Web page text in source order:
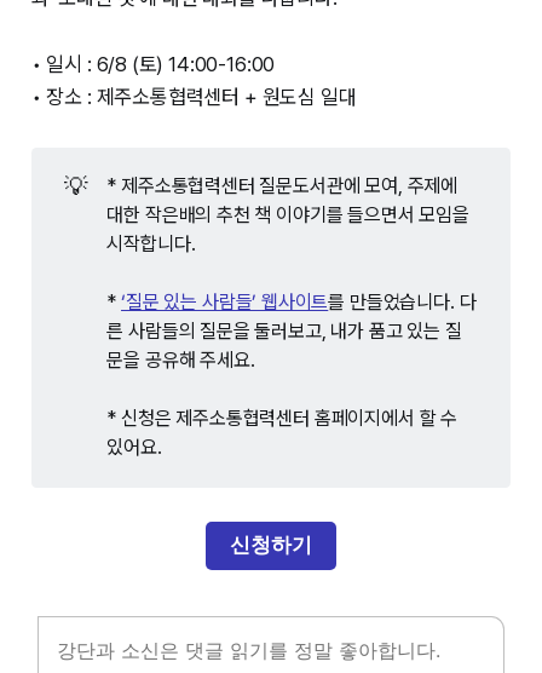
• 일시 : 6/8 (토) 14:00-16:00
• 장소 : 제주소통협력센터 + 원도심 일대
💡
* 제주소통협력센터 질문도서관에 모여, 주제에
대한 작은배의 추천 책 이야기를 들으면서 모임을
시작합니다.
*‘질문 있는 사람들’ 웹사이트를 만들었습니다. 다
른 사람들의 질문을 둘러보고, 내가 품고 있는 질
문을 공유해 주세요.
* 신청은 제주소통협력센터 홈페이지에서 할 수
있어요.
신청하기